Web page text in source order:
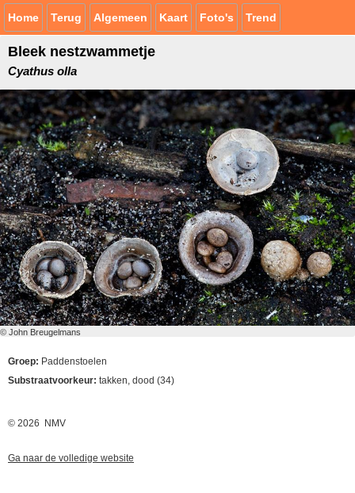
Home Terug Algemeen Kaart Foto's Trend
Bleek nestzwammetje
Cyathus olla
© John Breugelmans
Groep: Paddenstoelen
Substraatvoorkeur: takken, dood (34)
© 2026 NMV
Ga naar de volledige website